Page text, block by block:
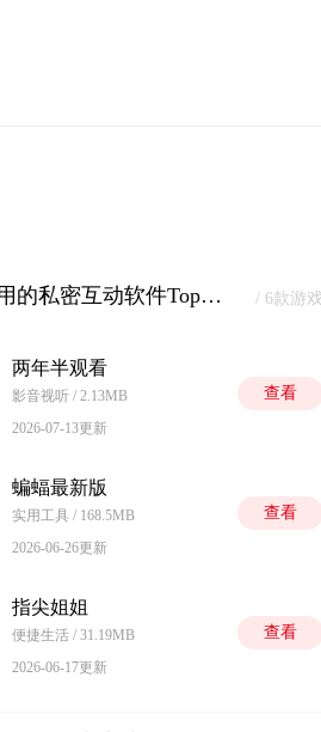
适合情侣用的私密互动软件Top榜单 / 6款游戏
两年半观看
影音视听 / 2.13MB
2026-07-13更新
查看
蝙蝠最新版
实用工具 / 168.5MB
2026-06-26更新
查看
指尖姐姐
便捷生活 / 31.19MB
2026-06-17更新
查看